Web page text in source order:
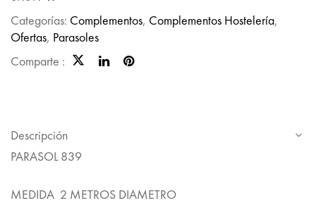
Categorías: Complementos, Complementos Hostelería,
Ofertas, Parasoles
Comparte :
Descripción
PARASOL 839
MEDIDA 2 METROS DIAMETRO